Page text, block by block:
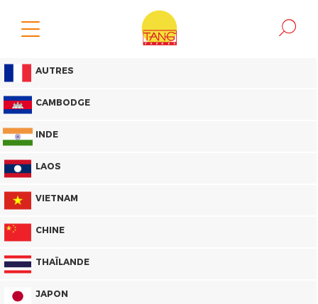
AUTRES
CAMBODGE
INDE
LAOS
VIETNAM
CHINE
THAÏLANDE
JAPON